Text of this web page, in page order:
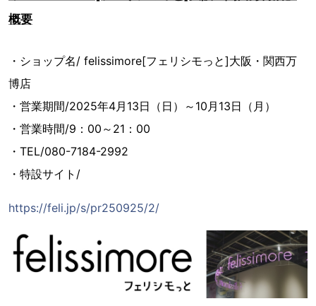
概要
・ショップ名/ felissimore[フェリシモっと]大阪・関西万
博店
・営業期間/2025年4月13日（日）～10月13日（月）
・営業時間/9：00～21：00
・TEL/080-7184-2992
・特設サイト/
https://feli.jp/s/pr250925/2/